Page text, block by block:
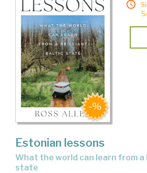
Estonian lessons
what the world can learn from a brilliant Baltic
state